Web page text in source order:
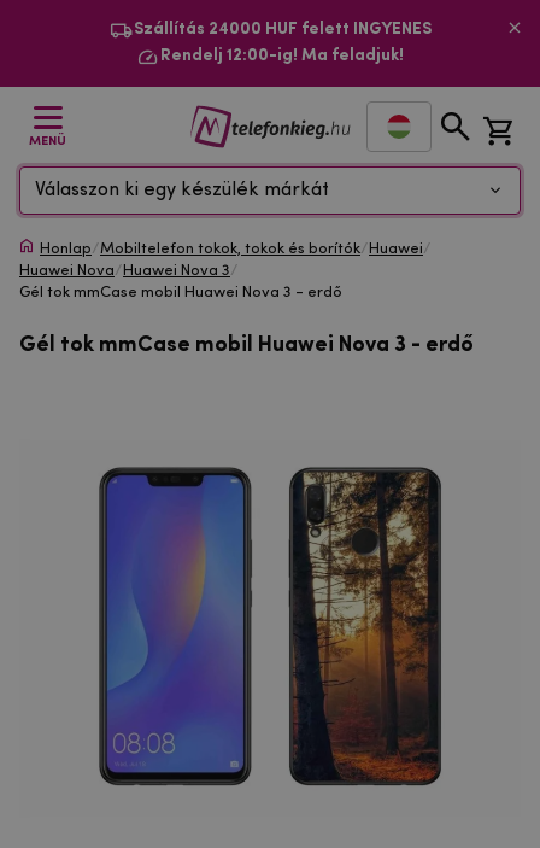
Szállítás 24000 HUF felett INGYENES
Rendelj 12:00-ig! Ma feladjuk!
MENÜ
Válasszon ki egy készülék márkát
Honlap/Mobiltelefon tokok, tokok és borítók/ Huawei/
Huawei Nova/ Huawei Nova 3/
Gél tok mmCase mobil Huawei Nova 3 - erdő
Gél tok mmCase mobil Huawei Nova 3 - erdő